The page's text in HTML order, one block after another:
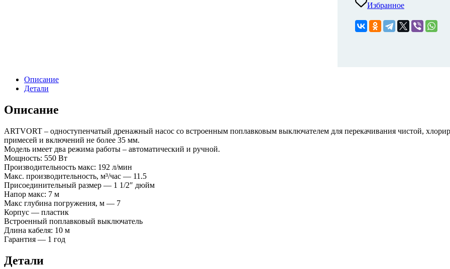
Избранное
Описание
Детали
Описание
ARTVORT – одноступенчатый дренажный насос со встроенным поплавковым выключателем для перекачивания чистой,
примесей и включений не более 35 мм.
Модель имеет два режима работы – автоматический и ручной.
Мощность: 550 Вт
Производительность макс: 192 л/мин
Макс. производительность, м³/час — 11.5
Присоединительный размер — 1 1/2″ дюйм
Напор макс: 7 м
Макс глубина погружения, м — 7
Корпус — пластик
Встроенный поплавковый выключатель
Длина кабеля: 10 м
Гарантия — 1 год
Детали